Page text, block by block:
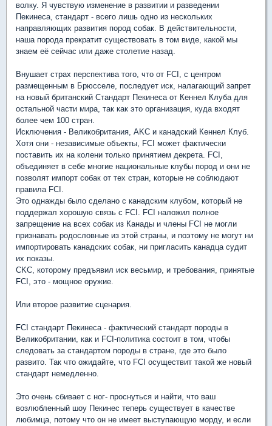
волку. Я чувствую изменение в развитии и разведении
Пекинеса, стандарт - всего лишь одно из нескольких
направляющих развития пород собак. В действительности,
наша порода прекратит существовать в том виде, какой мы
знаем её сейчас или даже столетие назад.
Внушает страх перспектива того, что от FCI, с центром
размещенным в Брюсселе, последует иск, налагающий запрет
на новый британский Стандарт Пекинеса от Кеннел Клуба для
остальной части мира, так как это организация, куда входят
более чем 100 стран.
Исключения - Великобритания, AKC и канадский Кеннел Клуб.
Хотя они - независимые объекты, FCI может фактически
поставить их на колени только принятием декрета. FCI,
объединяет в себе многие национальные клубы пород и они не
позволят импорт собак от тех стран, которые не соблюдают
правила FCI.
Это однажды было сделано с канадским клубом, который не
поддержал хорошую связь с FCI. FCI наложил полное
запрещение на всех собак из Канады и члены FCI не могли
признавать родословные из этой страны, и поэтому не могут ни
импортировать канадских собак, ни пригласить канадца судит
их показы.
CKC, которому предъявил иск весьмир, и требования, принятые
FCI, это - мощное оружие.
Или второе развитие сценария.
FCI стандарт Пекинеса - фактический стандарт породы в
Великобритании, как и FCI-политика состоит в том, чтобы
следовать за стандартом породы в стране, где это было
развито. Так что ожидайте, что FCI осуществит такой же новый
стандарт немедленно.
Это очень сбивает с ног- проснуться и найти, что ваш
возлюбленный шоу Пекинес теперь существует в качестве
любимца, потому что он не имеет выступающую морду, и если